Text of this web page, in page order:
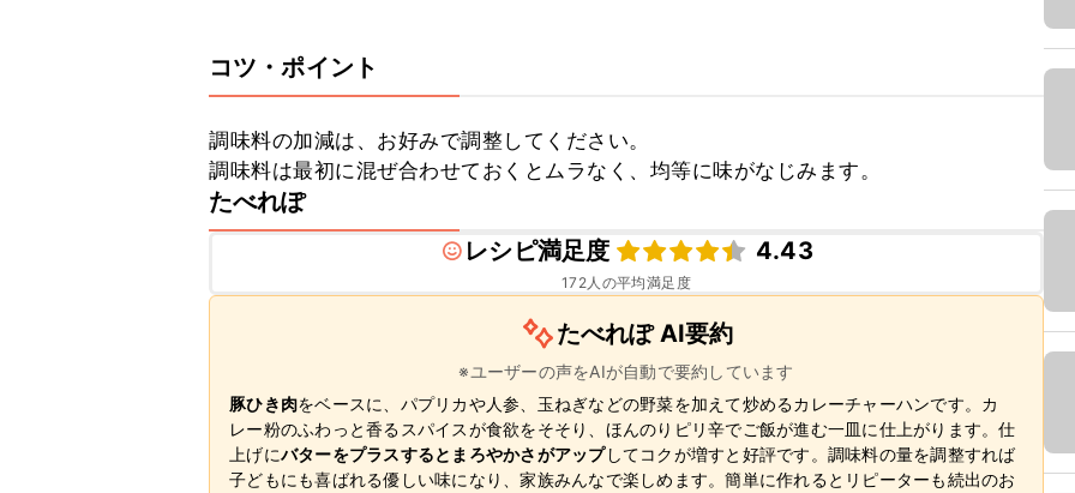
コツ・ポイント
調味料の加減は、お好みで調整してください。
調味料は最初に混ぜ合わせておくとムラなく、均等に味がなじみます。
たべれぽ
レシピ満足度
4.43
172人の平均満足度
たべれぽ AI要約
※ユーザーの声をAIが自動で要約しています
豚ひき肉をベースに、パプリカや人参、玉ねぎなどの野菜を加えて炒めるカレーチャーハンです。カ
レー粉のふわっと香るスパイスが食欲をそそり、ほんのりピリ辛でご飯が進む一皿に仕上がります。仕
上げにバターをプラスするとまろやかさがアップしてコクが増すと好評です。調味料の量を調整すれば
子どもにも喜ばれる優しい味になり、家族みんなで楽しめます。簡単に作れるとリピーターも続出のお